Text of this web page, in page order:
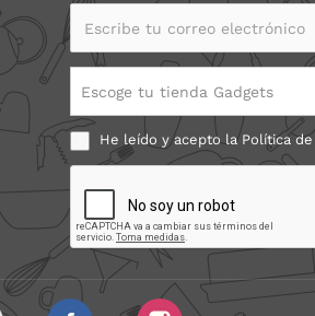
Escribe tu correo electrónico
Escoge tu tienda Gadgets
He leído y acepto la Política